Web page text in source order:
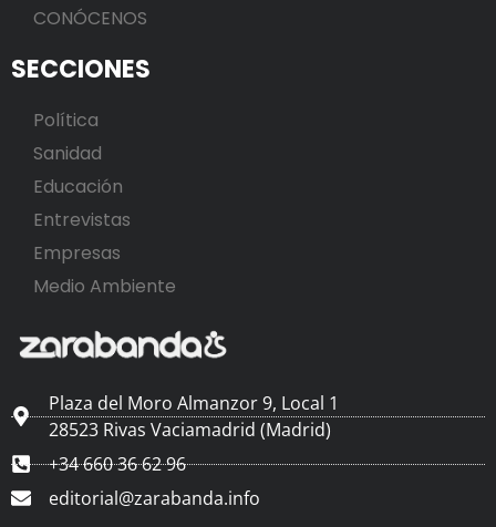
CONÓCENOS
SECCIONES
Política
Sanidad
Educación
Entrevistas
Empresas
Medio Ambiente
Plaza del Moro Almanzor 9, Local 1
28523 Rivas Vaciamadrid (Madrid)
+34 660 36 62 96
editorial@zarabanda.info